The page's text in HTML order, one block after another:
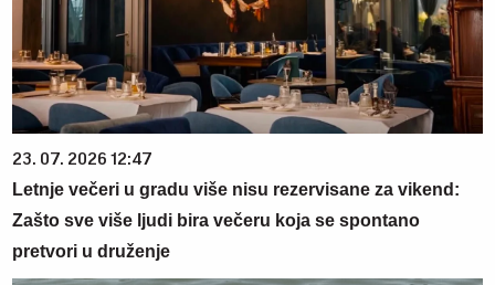
23. 07. 2026 12:47
Letnje večeri u gradu više nisu rezervisane za vikend:
Zašto sve više ljudi bira večeru koja se spontano
pretvori u druženje